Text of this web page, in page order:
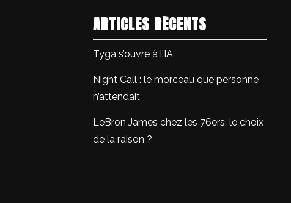
publications
ARTICLES RÉCENTS
Tyga s’ouvre à l’IA
Night Call : le morceau que personne
n’attendait
LeBron James chez les 76ers, le choix
de la raison ?